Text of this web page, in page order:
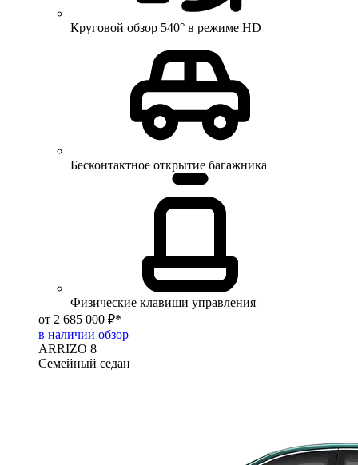
Круговой обзор 540° в режиме HD
Бесконтактное открытие багажника
Физические клавиши управления
от 2 685 000 ₽*
в наличии обзор
ARRIZO 8
Семейный седан